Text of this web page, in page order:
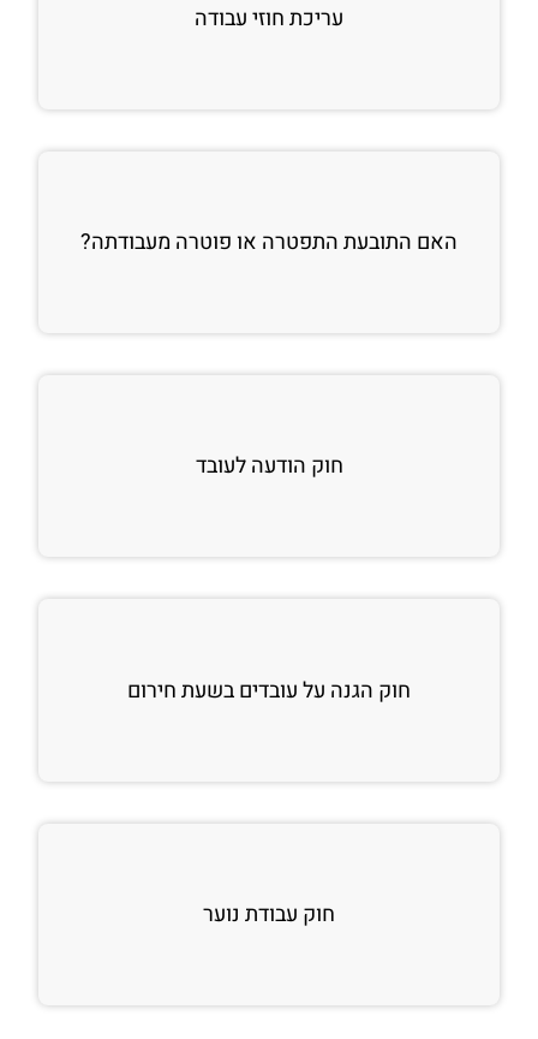
עריכת חוזי עבודה
האם התובעת התפטרה או פוטרה מעבודתה?
חוק הודעה לעובד
חוק הגנה על עובדים בשעת חירום
חוק עבודת נוער